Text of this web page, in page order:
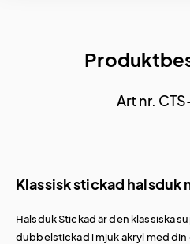
Art nr.
Klassisk stickad halsduk
Halsduk Stickad är den klassiska
dubbelstickad i mjuk akryl med